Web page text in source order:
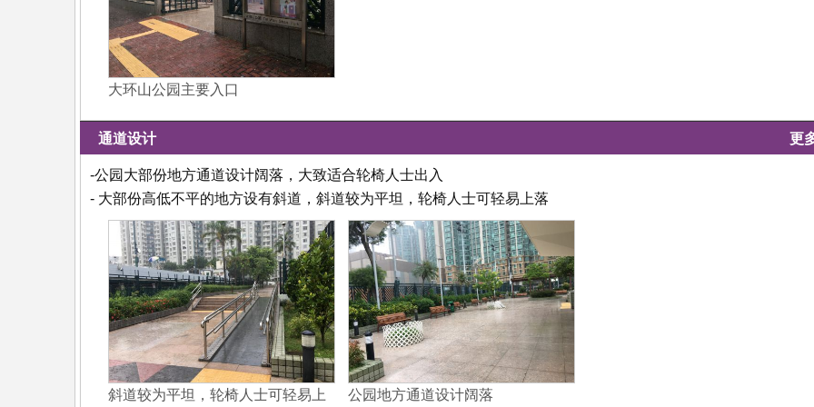
大环山公园主要入口
通道设计 更
-公园大部份地方通道设计阔落，大致适合轮椅人士出入
- 大部份高低不平的地方设有斜道，斜道较为平坦，轮椅人士可轻易上落
斜道较为平坦，轮椅人士可轻易上 公园地方通道设计阔落